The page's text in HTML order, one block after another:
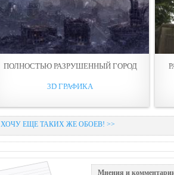
ПОЛНОСТЬЮ РАЗРУШЕННЫЙ ГОРОД
3D ГРАФИКА
ХОЧУ ЕЩЕ ТАКИХ ЖЕ ОБОЕВ! >>
Мнения и